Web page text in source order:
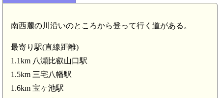
南西麓の川沿いのところから登って行く道がある。
最寄り駅(直線距離)
1.1km 八瀬比叡山口駅
1.5km 三宅八幡駅
1.6km 宝ヶ池駅